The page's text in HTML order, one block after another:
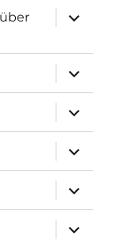
anzeigen
anzeigen
anzeigen
anzeigen
anzeigen
anzeigen